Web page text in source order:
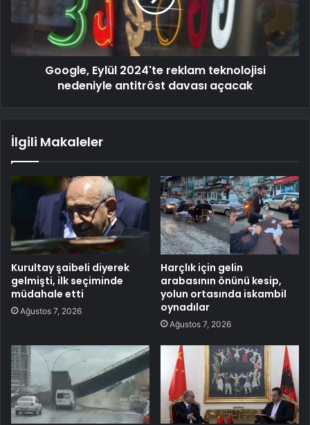
Google, Eylül 2024'te reklam teknolojisi
nedeniyle antitröst davası açacak
İlgili Makaleler
Kurultay şaibeli diyerek
gelmişti, ilk seçiminde
müdahale etti
Ağustos 7, 2026
Harçlık için gelin
arabasının önünü kesip,
yolun ortasında iskambil
oynadılar
Ağustos 7, 2026